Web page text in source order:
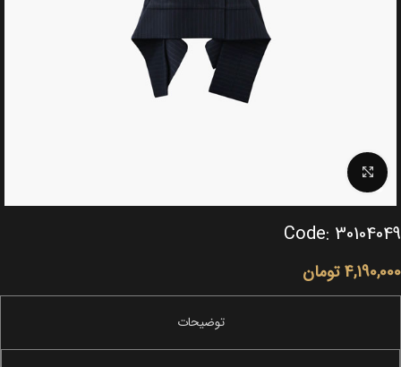
Click to enlarge
Code: 30104049
4,190,000 تومان